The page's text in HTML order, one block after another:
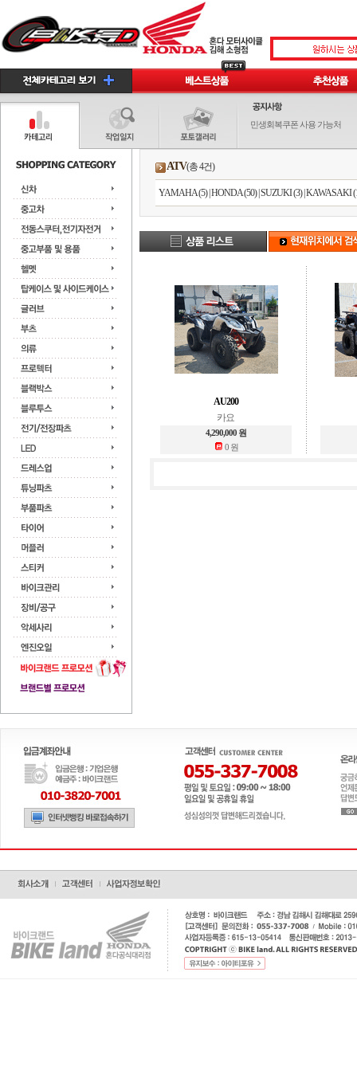
민생회복쿠폰 사용 가능처
ATV(총 4건)
YAMAHA (5)|HONDA (50)|SUZUKI (3)|KAWASAKI
AU200
카요
4,290,000 원
0 원